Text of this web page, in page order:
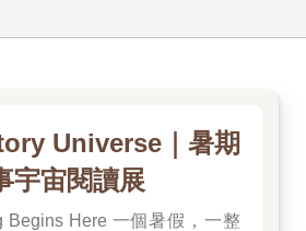
Universe｜暑期
宇宙閱讀展
Begins Here 一個暑假，一整